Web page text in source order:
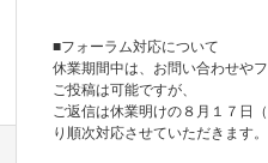
■フォーラム対応について
休業期間中は、お問い合わせや
ご投稿は可能ですが、
ご返信は休業明けの８月１７日
り順次対応させていただきます。